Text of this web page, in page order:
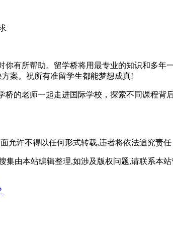
所帮助。留学桥将用最专业的知识和多年
案。祝所有准留学生都能梦想成真!
桥的老师一起走进国际学校，探索不同课程背
许不得以任何形式转载,违者将依法追究责任
由本站编辑整理,如涉及版权问题,请联系本